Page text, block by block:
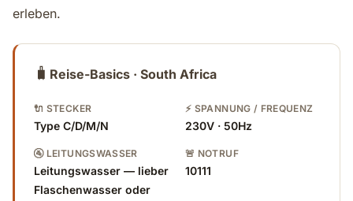
erleben.
🧳 Reise-Basics · South Africa
🔌 STECKER
Type C/D/M/N
⚡ SPANNUNG / FREQUENZ
230V · 50Hz
🚰 LEITUNGSWASSER
Leitungswasser — lieber
Flaschenwasser oder
🚨 NOTRUF
10111